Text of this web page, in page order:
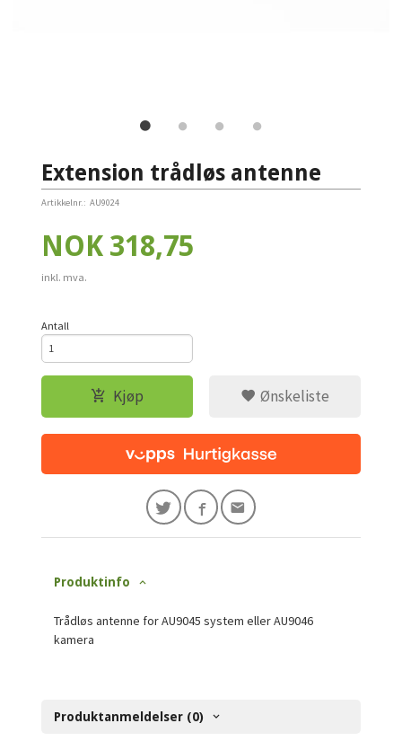
Extension trådløs antenne
Artikkelnr.: AU9024
Pris
NOK 318,75
inkl. mva.
Antall
Kjøp Ønskeliste
Produktinfo
Trådløs antenne for AU9045 system eller AU9046
kamera
Produktanmeldelser (0)